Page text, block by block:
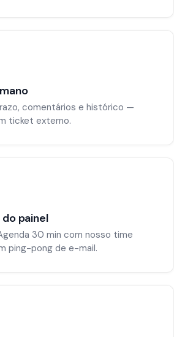
comentários e histórico —
ticket externo.
painel
30 min com nosso time
ping-pong de e-mail.